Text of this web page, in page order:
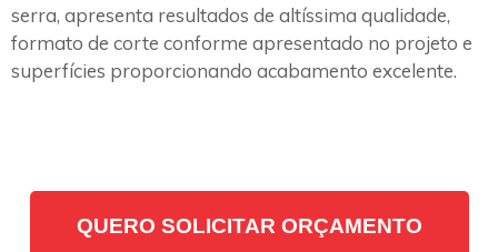
serra, apresenta resultados de altíssima qualidade,
formato de corte conforme apresentado no projeto e
superfícies proporcionando acabamento excelente.
QUERO SOLICITAR ORÇAMENTO